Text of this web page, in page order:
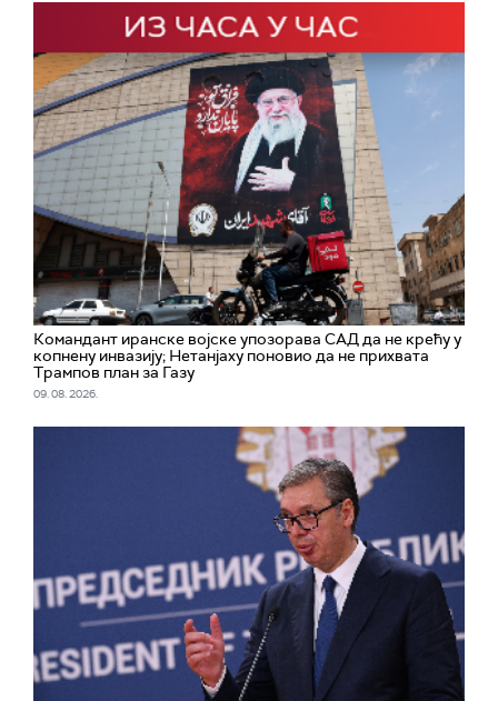
Командант иранске војске упозорава САД да не крећу у
копнену инвазију; Нетанјаху поновио да не прихвата
Трампов план за Газу
09. 08. 2026.